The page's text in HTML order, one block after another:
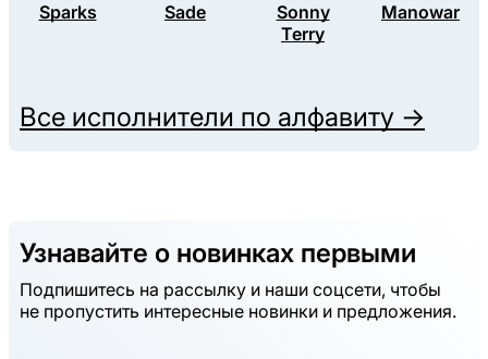
Sparks Sade
Sonny
Terry
Manowar
Все исполнители по алфавиту →
Узнавайте о новинках первыми
Подпишитесь на рассылку и наши соцсети, чтобы
не пропустить интересные новинки и предложения.